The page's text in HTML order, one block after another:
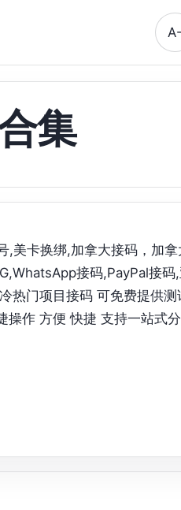
A-
集
,美卡换绑,加拿大接码，加
接码,PayPal接码
热门项目接码 可免费提供测
作 方便 快捷 支持一站式